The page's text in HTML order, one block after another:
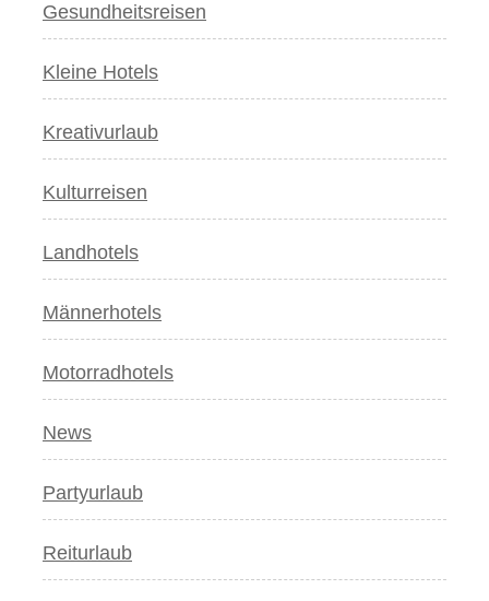
Gesundheitsreisen
Kleine Hotels
Kreativurlaub
Kulturreisen
Landhotels
Männerhotels
Motorradhotels
News
Partyurlaub
Reiturlaub